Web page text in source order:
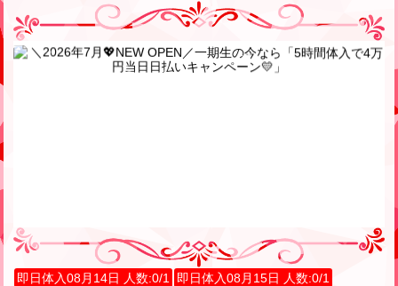
即日体入08月14日 人数:0/1
即日体入08月15日 人数:0/1